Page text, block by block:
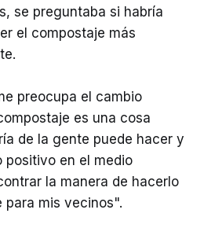
se preguntaba si habría
el compostaje más
preocupa el cambio
es una cosa
de la gente puede hacer y
positivo en el medio
la manera de hacerlo
mis vecinos".